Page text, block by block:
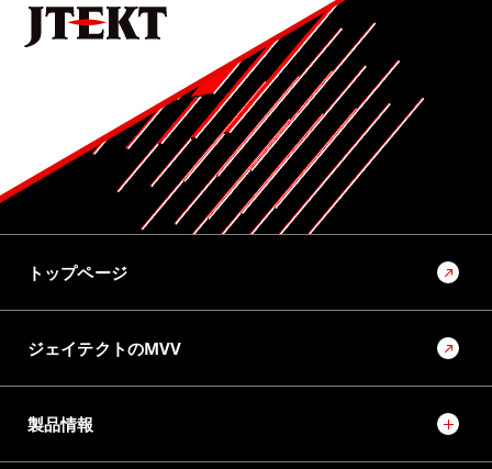
トップページ
ジェイテクトのMVV
製品情報